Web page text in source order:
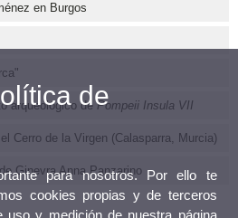
en Burgos
arqueológico dePompeii Insula VII
Cerro de la Virgen (Calasparra, Murcia)
Ginevra Anna Panzarino
de
para nosotros. Por ello te
cookies propias y de terceros
uso y medición de nuestra página